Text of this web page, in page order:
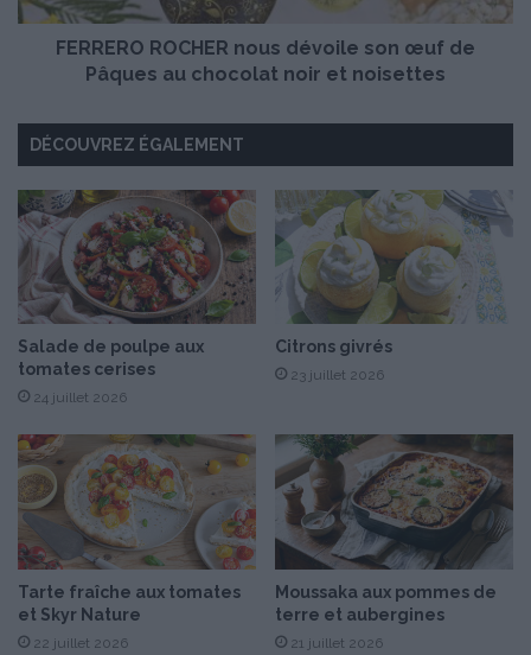
e
a
à
l
a
s
i
c
o
r
e
O
R
o
s
d
v
o
i
l
e
o
n
œ
u
f
d
e
P
â
FERRERO ROCHER nous dévoile son œuf de
Pâques au chocolat noir et noisettes
DÉCOUVREZ ÉGALEMENT
Salade de poulpe aux
tomates cerises
24 juillet 2026
Citrons givrés
23 juillet 2026
Tarte fraîche aux tomates
et Skyr Nature
22 juillet 2026
Moussaka aux pommes de
terre et aubergines
21 juillet 2026